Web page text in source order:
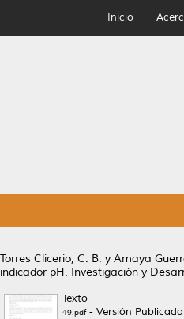
Inicio
Torres Clicerio, C. B. y Amaya
indicador pH. Investigación y
Texto
49.pdf- Versión Publicada